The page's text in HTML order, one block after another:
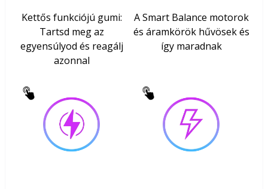
Kettős funkciójú gumi:
Tartsd meg az
egyensúlyod és reagálj
azonnal
A Smart Balance motorok
és áramkörök hűvösek és
így maradnak